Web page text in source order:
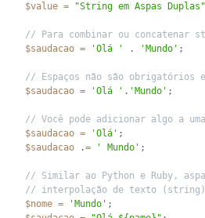
$value = "String em Aspas Duplas"
// Para combinar ou
$saudacao = 'Olá ' . 'Mundo' ;
// Espaços não são
$saudacao = 'Olá ' . 'Mundo' ;
// Você pode adicionar algo a
$saudacao = 'Olá' ;
$saudacao
.= ' Mundo' ;
// Similar ao Python e Ruby,
// interpolação de texto
$nome = 'Mundo' ;